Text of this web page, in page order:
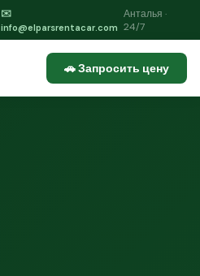
✉️
info@elparsrentacar.com
Анталья ·
24/7
🚗 Запросить цену